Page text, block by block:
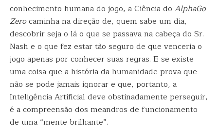
conhecimento humana do jogo, a Ciência do AlphaGo
Zerocaminha na direção de, quem sabe um dia,
descobrir seja o lá o que se passava na cabeça do Sr.
Nash e o que fez estar tão seguro de que venceria o
jogo apenas por conhecer suas regras. E se existe
uma coisa que a história da humanidade prova que
não se pode jamais ignorar e que, portanto, a
Inteligência Artificial deve obstinadamente perseguir,
é a compreensão dos meandros de funcionamento
de uma “mente brilhante”.